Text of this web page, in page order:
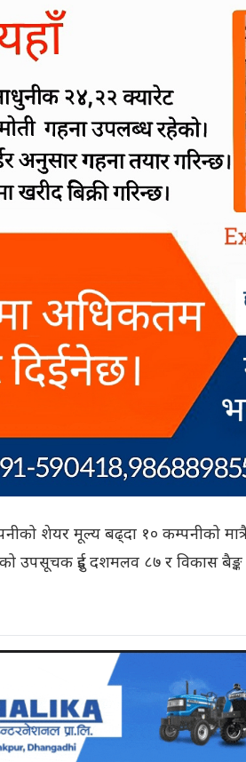
शेयर मूल्य बढ्दा १० कम्पनीको
उपसूचक दुई दशमलव ८७ र विकास